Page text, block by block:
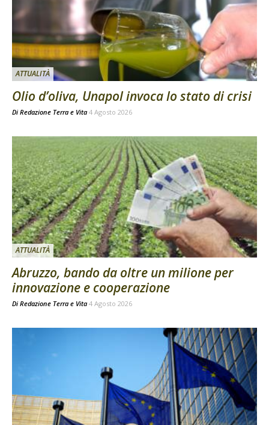
ATTUALITÀ
Olio d’oliva, Unapol invoca lo stato di crisi
Di Redazione Terra e Vita 4 Agosto 2026
ATTUALITÀ
Abruzzo, bando da oltre un milione per
innovazione e cooperazione
Di Redazione Terra e Vita 4 Agosto 2026